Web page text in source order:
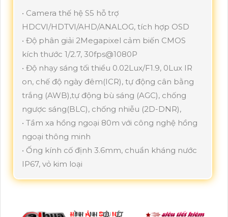
• Camera thế hệ S5 hỗ trợ
HDCVI/HDTVI/AHD/ANALOG, tích hợp OSD
• Độ phân giải 2Megapixel cảm biến CMOS
kích thước 1/2.7, 30fps@1080P
• Độ nhạy sáng tối thiểu 0.02Lux/F1.9, 0Lux IR
on, chế độ ngày đêm(ICR), tự động cân bằng
trắng (AWB),tự động bù sáng (AGC), chống
ngược sáng(BLC), chống nhiễu (2D-DNR),
• Tầm xa hồng ngoại 80m với công nghệ hồng
ngoại thông minh
• Ống kính cố định 3.6mm, chuẩn kháng nước
IP67, vỏ kim loại